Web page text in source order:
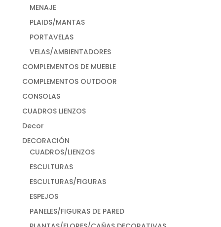
MENAJE
PLAIDS/MANTAS
PORTAVELAS
VELAS/AMBIENTADORES
COMPLEMENTOS DE MUEBLE
COMPLEMENTOS OUTDOOR
CONSOLAS
CUADROS LIENZOS
Decor
DECORACIÓN
CUADROS/LIENZOS
ESCULTURAS
ESCULTURAS/FIGURAS
ESPEJOS
PANELES/FIGURAS DE PARED